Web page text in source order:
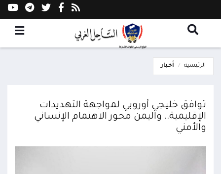
الرئيسية أخبار
توافق خليجي أوروبي لمواجهة التهديدات
الإقليمية.. واليمن محور الاهتمام الإنساني
والأمني